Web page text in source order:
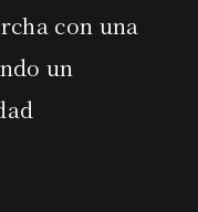
con una
un